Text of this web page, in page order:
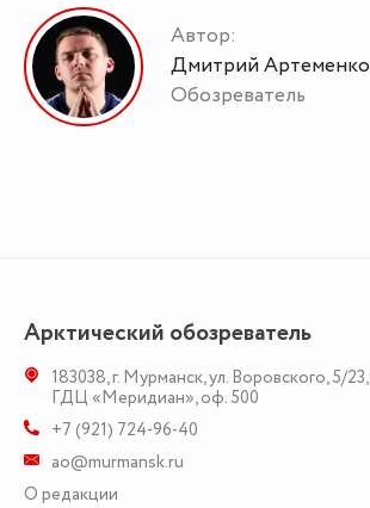
Автор:
Дмитрий Артеменко
Обозреватель
Арктический обозреватель
183038,г. Мурманск,ул. Воровского, 5/23,
ГДЦ «Меридиан», оф. 500
+7 (921) 724-96-40
ao@murmansk.ru
О редакции